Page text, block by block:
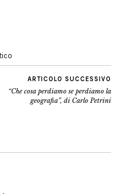
ARTICOLO SUCCESSIVO
“Che cosa perdiamo se perdiamo la
geografia”, di Carlo Petrini